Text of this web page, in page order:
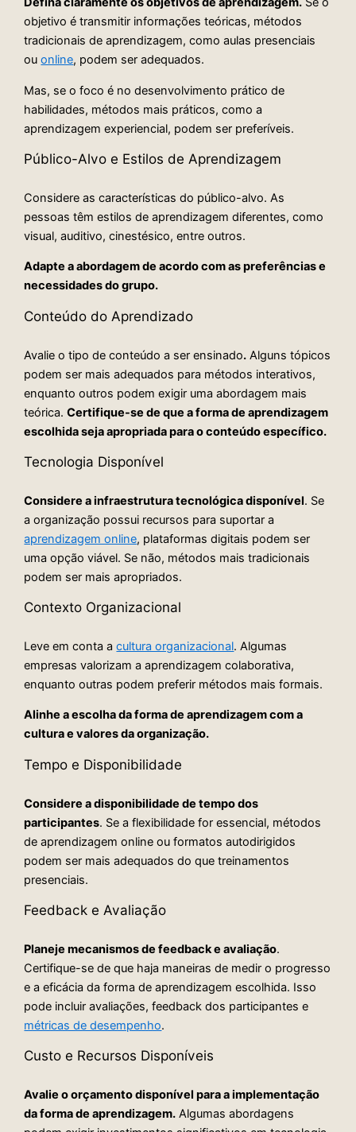
objetivo é transmitir informações teóricas, métodos
tradicionais de aprendizagem, como aulas presenciais
ouonline, podem ser adequados.
Mas, se o foco é no desenvolvimento prático de
habilidades, métodos mais práticos, como a
aprendizagem experiencial, podem ser preferíveis.
Público-Alvo e Estilos de Aprendizagem
Considere as características do público-alvo. As
pessoas têm estilos de aprendizagem diferentes, como
visual, auditivo, cinestésico, entre outros.
Adapte a abordagem de acordo com as preferências e
necessidades do grupo.
Conteúdo do Aprendizado
Avalie o tipo de conteúdo a ser ensinado. Alguns tópicos
podem ser mais adequados para métodos interativos,
enquanto outros podem exigir uma abordagem mais
teórica.Certifique-se de que a forma de aprendizagem
escolhida seja apropriada para o conteúdo específico.
Tecnologia Disponível
Considere a infraestrutura tecnológica disponível. Se
a organização possui recursos para suportar a
aprendizagem online, plataformas digitais podem ser
uma opção viável. Se não, métodos mais tradicionais
podem ser mais apropriados.
Contexto Organizacional
Leve em conta acultura organizacional. Algumas
empresas valorizam a aprendizagem colaborativa,
enquanto outras podem preferir métodos mais formais.
Alinhe a escolha da forma de aprendizagem com a
cultura e valores da organização.
Tempo e Disponibilidade
Considere a disponibilidade de tempo dos
participantes. Se a flexibilidade for essencial, métodos
de aprendizagem online ou formatos autodirigidos
podem ser mais adequados do que treinamentos
presenciais.
Feedback e Avaliação
Planeje mecanismos de feedback e avaliação.
Certifique-se de que haja maneiras de medir o progresso
e a eficácia da forma de aprendizagem escolhida. Isso
pode incluir avaliações, feedback dos participantes e
métricas de desempenho.
Custo e Recursos Disponíveis
Avalie o orçamento disponível para a implementação
da forma de aprendizagem. Algumas abordagens